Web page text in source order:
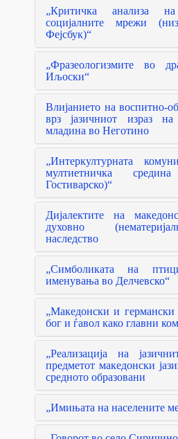
„Критичка анализа
социјалните мрежи
Фејсбук)“
„Фразеологизмите во
Иљоски“
Влијанието на воспитно-
врз јазичниот израз на
младина во Неготино
„Интеркултурната
мултиетничка
Гостиварско)“
Дијалектите на
духовно
наследство
„Симболиката на
именувања во Делчевско“
„Македонски и германски
бог и ѓавол како главни
„Реализација на
предметот македонски
средното образовани
„Имињата на населените